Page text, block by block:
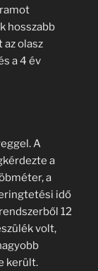
hosszabb
olasz
a 4 év
A
a
a
idő
12
volt,
került.